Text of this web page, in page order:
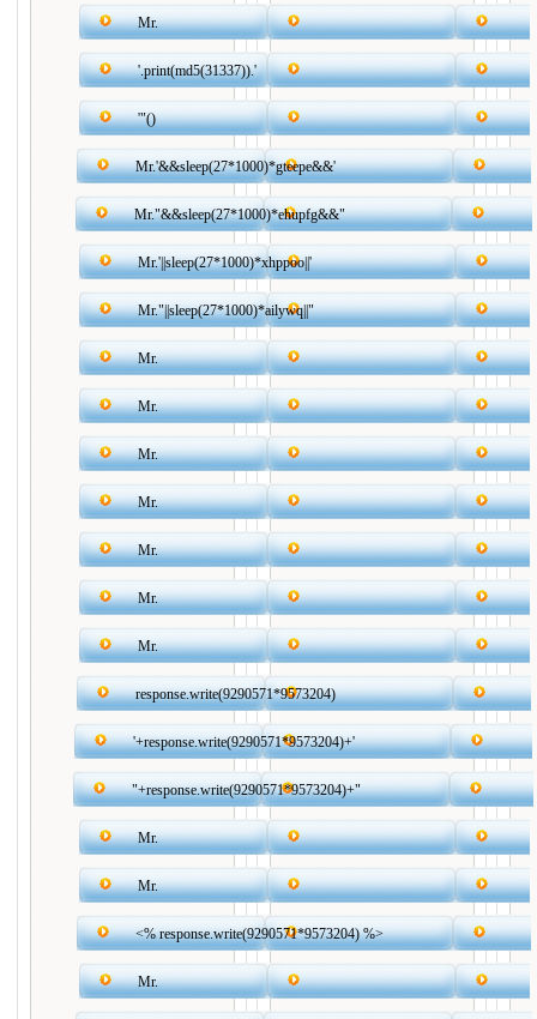
Mr.
'.print(md5(31337)).'
'"()
Mr.'&&sleep(27*1000)*gteepe&&'
Mr."&&sleep(27*1000)*ehupfg&&"
Mr.'||sleep(27*1000)*xhppoo||'
Mr."||sleep(27*1000)*ailywq||"
Mr.
Mr.
Mr.
Mr.
Mr.
Mr.
Mr.
response.write(9290571*9573204)
'+response.write(9290571*9573204)+'
"+response.write(9290571*9573204)+"
Mr.
Mr.
<% response.write(9290571*9573204) %>
Mr.